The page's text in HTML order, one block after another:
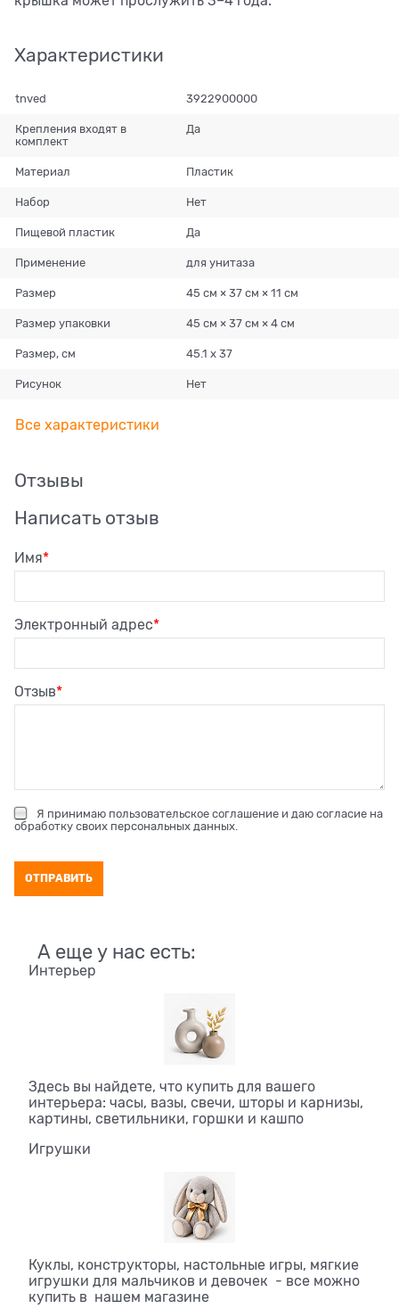
Характеристики
tnved 3922900000
Крепления входят в
комплект
Да
Материал Пластик
Набор Нет
Пищевой пластик Да
Применение для унитаза
Размер 45 см × 37 см × 11 см
Размер упаковки 45 см × 37 см × 4 см
Размер, см 45.1 х 37
Рисунок Нет
Все характеристики
Отзывы
Написать отзыв
Имя
Электронный адрес
Отзыв
Я принимаю пользовательское соглашение и даю согласие на
обработку своих персональных данных
А еще у нас есть:
Интерьер
Здесь вы найдете, что купить для вашего
интерьера: часы, вазы, свечи, шторы и карнизы,
картины, светильники, горшки и кашпо
Игрушки
Куклы, конструкторы, настольные игры, мягкие
игрушки для мальчиков и девочек - все можно
купить в нашем магазине